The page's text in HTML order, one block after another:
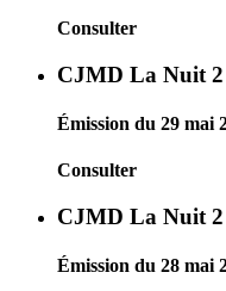
Consulter
CJMD La Nuit 2
Émission du 29 mai
Consulter
CJMD La Nuit 2
Émission du 28 mai